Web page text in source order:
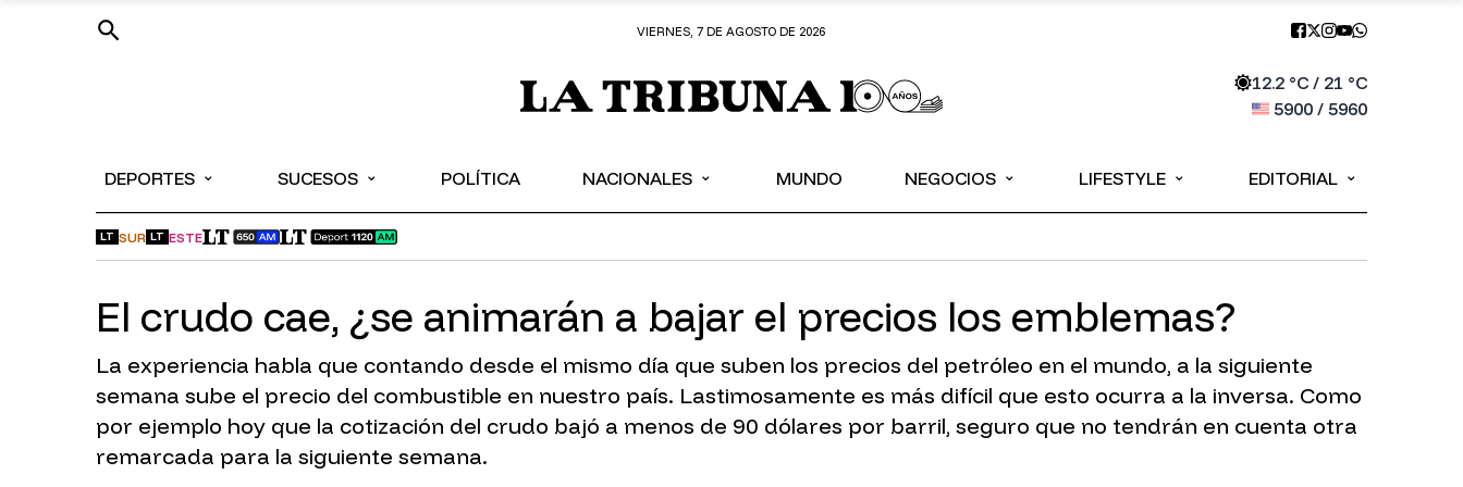
VIERNES, 7 DE AGOSTO DE 2026
12.2°C / 21 °C
5900/ 5960
DEPORTES ⌄ SUCESOS ⌄ POLÍTICA NACIONALES ⌄ MUNDO NEGOCIOS ⌄ LIFESTYLE ⌄ EDITORIAL ⌄
LT SUR LT ESTE
El crudo cae, ¿se animarán a bajar el precios los emblemas?
La experiencia habla que contando desde el mismo día que suben los precios del petróleo en el mundo, a la siguiente
semana sube el precio del combustible en nuestro país. Lastimosamente es más difícil que esto ocurra a la inversa. Como
por ejemplo hoy que la cotización del crudo bajó a menos de 90 dólares por barril, seguro que no tendrán en cuenta otra
remarcada para la siguiente semana.